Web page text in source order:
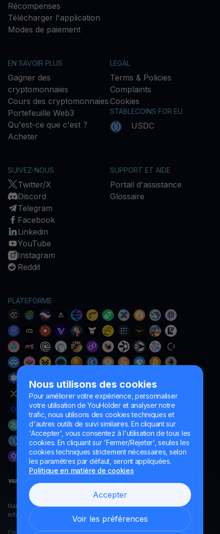
Nous utilisons des cookies
Pour améliorer votre expérience, personnaliser
votre utilisation de YouHolder et analyser notre
trafic, nous utilisons des cookies techniques et
d'autres outils de suivi similaires. En cliquant sur
'Accepter', vous consentez à l'utilisation de tous les
cookies. En cliquant sur 'Fermer/Rejeter', seules les
cookies techniques strictement nécessaires, selon
les paramètres par défaut, seront appliquées.
Politique en matière de cookies
Accepter
Voir les préférences
Récompenses
Télécharger l'application
Modes de paiement
EN SAVOIR PLUS
Gagner des
cryptomonnaies
Cours des cryptomonnaies
Portefeuille Web3
Qu'est-ce que c'est ?
Acheter
LEGAL
Terms & Policies
Complaints
Cookies
STABLECOINS FOR EU
USDC
SUIVEZ-NOUS
Twitter/X
Discord
Telegram
Facebook
Linkedin
YouTube
Instagram
Reddit
SUPPORT ET AIDE
Portail d'assistance
Glossaire
PLATEFORME
Naumard LTD. – uniquement à des fins de développement
informatique, de recherche et de marketing
Copyright YouHodler, 2026.